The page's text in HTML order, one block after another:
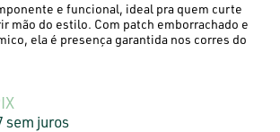
e funcional, ideal pra quem curte
mão do estilo. Com patch emborrachado e
ela é presença garantida nos corres do
sem juros